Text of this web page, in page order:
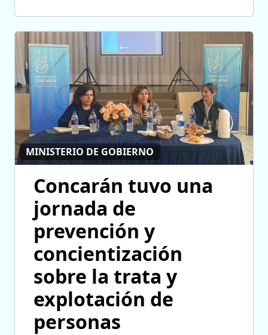
MINISTERIO DE GOBIERNO
Concarán tuvo una
jornada de
prevención y
concientización
sobre la trata y
explotación de
personas